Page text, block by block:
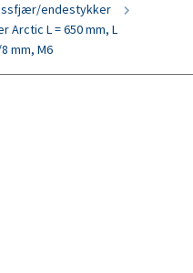
endestykker
Arctic L = 650 mm, L
mm, M6